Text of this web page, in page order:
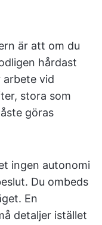
är att om du
hårdast
vid
stora som
göras
ingen autonomi
Du ombeds
En
detaljer istället